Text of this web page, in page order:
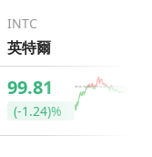
INTC
英特爾
99.81
(-1.24)%